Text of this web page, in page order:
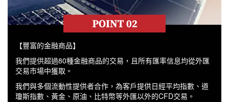
【豐富的金融商品】
我們提供超過80種金融商品的交易，且所有匯率信息均從外匯
交易市場中獲取。
我們與多個流動性提供者合作，為客戶提供日經平均指數、道
瓊斯指數、黃金、原油、比特幣等外匯以外的CFD交易。